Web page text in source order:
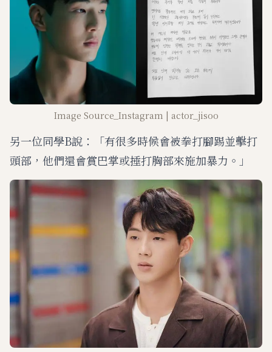
Image Source_Instagram | actor_jisoo
另一位同學B說：「有很多時候會被拳打腳踢並擊打
頭部，他們還會賞巴掌或捶打胸部來施加暴力。」